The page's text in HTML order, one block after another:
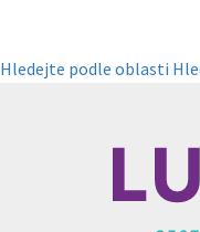
Hledejte podle oblasti